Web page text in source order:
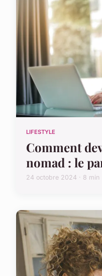
LIFESTYLE
Comment
nomad : le
24 octobre 2024 · 8 min